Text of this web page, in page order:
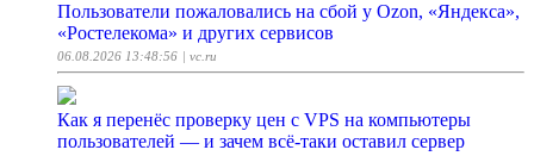
Пользователи пожаловались на сбой у Ozon, «Яндекса»,
«Ростелекома» и других сервисов
06.08.2026 13:48:56 | vc.ru
Как я перенёс проверку цен с VPS на компьютеры
пользователей — и зачем всё-таки оставил сервер